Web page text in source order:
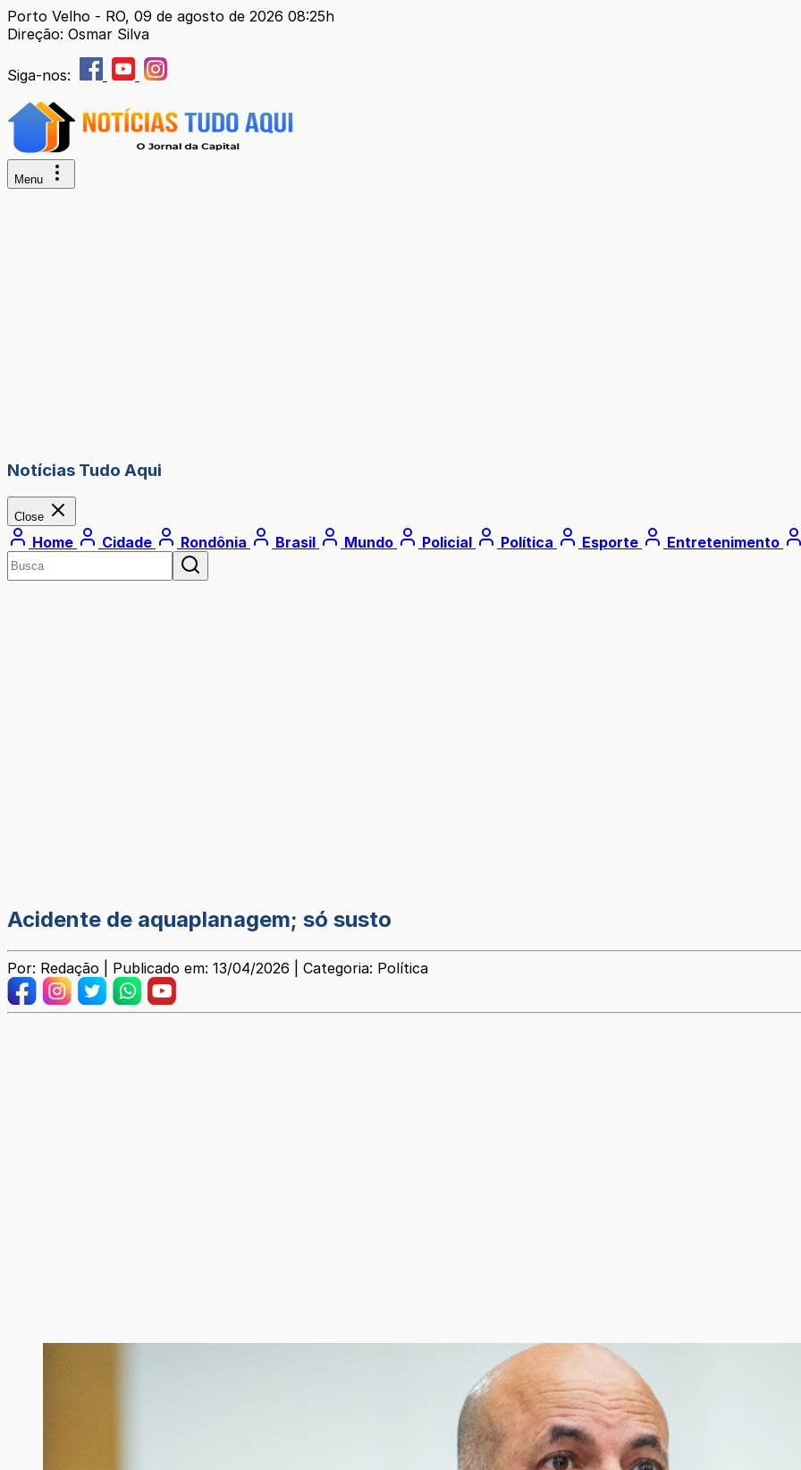
Porto Velho - RO, 09 de agosto de 2026 08:25h
Direção: Osmar Silva
Siga-nos:
Menu
Notícias Tudo Aqui
Close
Home Cidade Rondônia Brasil Mundo Policial Política Esporte Entretenimento
Acidente de aquaplanagem; só susto
Por: Redação | Publicado em: 13/04/2026 | Categoria: Política